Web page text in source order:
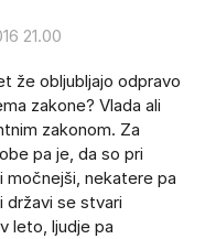
21.00
že obljubljajo odpravo
zakone? Vlada ali
zakonom. Za
pa je, da so pri
močnejši, nekatere pa
državi se stvari
leto, ljudje pa